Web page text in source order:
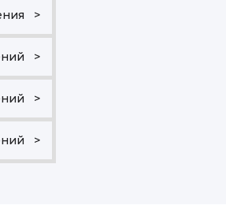
>
>
>
>